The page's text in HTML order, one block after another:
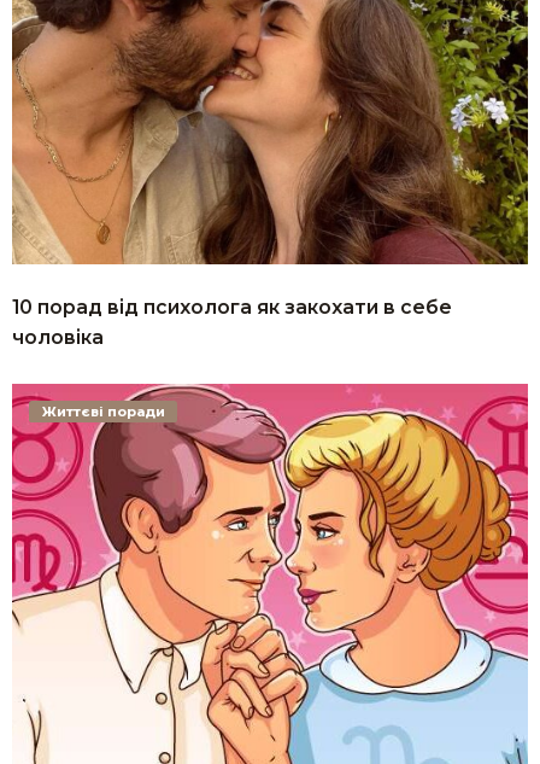
10 порад від психолога як закохати в себе
чоловіка
Життєві поради